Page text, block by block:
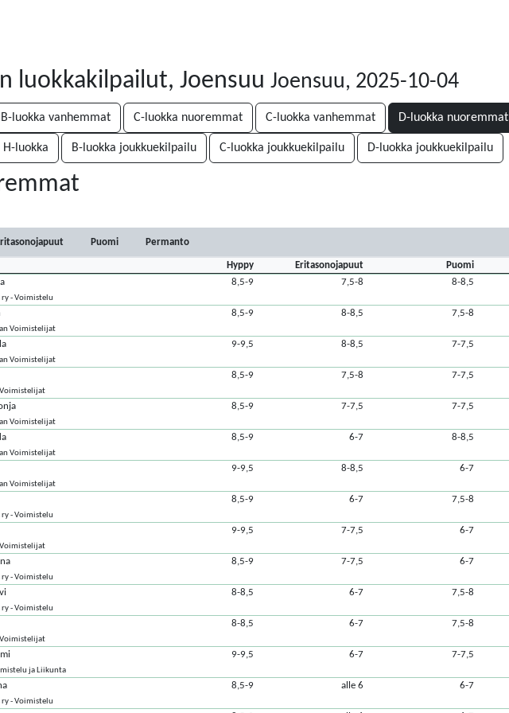
luokkakilpailut, Joensuu Joensuu, 2025-10-04
B-luokka vanhemmat C-luokka nuoremmat C-luokka vanhemmat D-luokka nuoremmat
H-luokka B-luokka joukkuekilpailu C-luokka joukkuekilpailu D-luokka joukkuekilpailu
Puomi Permanto
Hyppy Eritasonojapuut Puomi
ry - Voimistelu
8,5-9 7,5-8 8-8,5
Voimistelijat
8,5-9 8-8,5 7,5-8
Voimistelijat
9-9,5 8-8,5 7-7,5
8,5-9 7,5-8 7-7,5
Voimistelijat
8,5-9 7-7,5 7-7,5
Voimistelijat
8,5-9 6-7 8-8,5
Voimistelijat
9-9,5 8-8,5 6-7
ry - Voimistelu
8,5-9 6-7 7,5-8
9-9,5 7-7,5 6-7
ry - Voimistelu
8,5-9 7-7,5 6-7
ry - Voimistelu
8-8,5 6-7 7,5-8
8-8,5 6-7 7,5-8
ja Liikunta
9-9,5 6-7 7-7,5
ry - Voimistelu
8,5-9 alle 6 6-7